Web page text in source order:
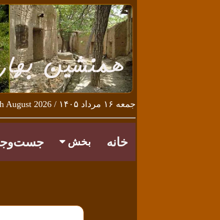
جمعه ۱۶ مرداد ۱۴۰۵ / Friday 7th August 2026
خانه بخش